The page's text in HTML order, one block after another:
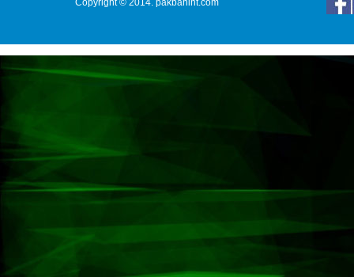
Copyright © 2014. pakbanint.com